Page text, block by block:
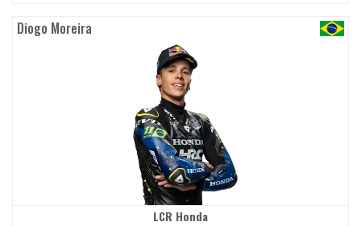
Diogo Moreira
LCR Honda